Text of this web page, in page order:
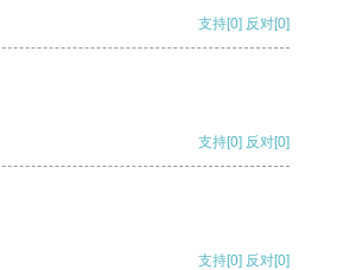
支持[0] 反对[0]
支持[0] 反对[0]
支持[0] 反对[0]